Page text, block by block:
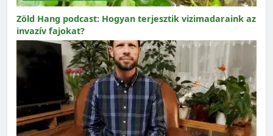
Zöld Hang podcast: Hogyan terjesztik vizimadaraink az
invazív fajokat?